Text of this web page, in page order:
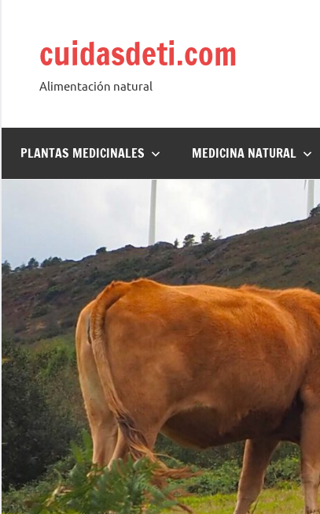
contenidocuidasdeti.com
Alimentación natural
PLANTAS MEDICINALES MEDICINA NATURAL